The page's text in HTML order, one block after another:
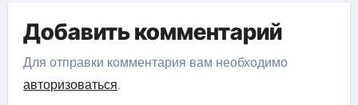
Добавить комментарий
Для отправки комментария вам необходимо
авторизоваться.